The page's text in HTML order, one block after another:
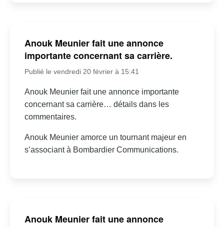
Anouk Meunier fait une annonce
importante concernant sa carrière.
Publié le vendredi 20 février à 15:41
Anouk Meunier fait une annonce importante
concernant sa carrière… détails dans les
commentaires.
Anouk Meunier amorce un tournant majeur en
s’associant à Bombardier Communications.
Anouk Meunier fait une annonce